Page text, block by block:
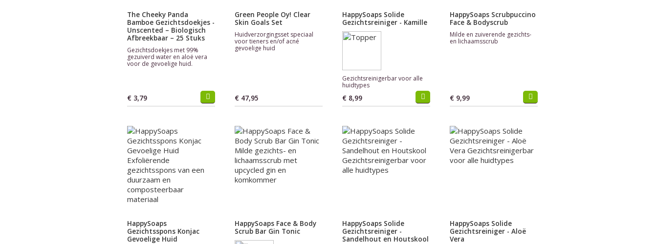
The Cheeky Panda
Bamboe Gezichtsdoekjes -
Unscented – Biologisch
Afbreekbaar – 25 Stuks
Gezichtsdoekjes met 99%
gezuiverd water en aloë vera
voor de gevoelige huid.
€ 3,79
Green People Oy! Clear
Skin Goals Set
Huidverzorgingsset speciaal
voor tieners en/of acné
gevoelige huid
€ 47,95
HappySoaps Solide
Gezichtsreiniger - Kamille
Gezichtsreinigerbar voor alle
huidtypes
€ 8,99
HappySoaps Scrubpuccino
Face & Bodyscrub
Milde en zuiverende gezichts-
en lichaamsscrub
€ 9,99
HappySoaps
Gezichtsspons Konjac
Gevoelige Huid
HappySoaps Face & Body
Scrub Bar Gin Tonic
HappySoaps Solide
Gezichtsreiniger -
Sandelhout en Houtskool
HappySoaps Solide
Gezichtsreiniger - Aloë
Vera